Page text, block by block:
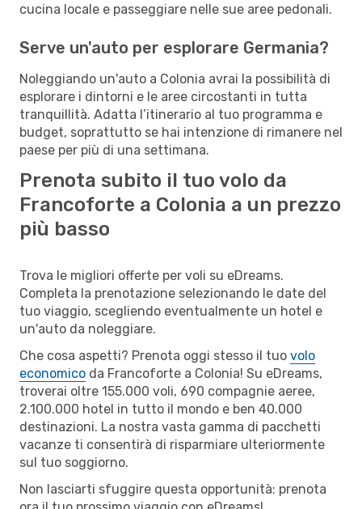
cucina locale e passeggiare nelle sue aree pedonali.
Serve un'auto per esplorare Germania?
Noleggiando un'auto a Colonia avrai la possibilità di
esplorare i dintorni e le aree circostanti in tutta
tranquillità. Adatta l’itinerario al tuo programma e
budget, soprattutto se hai intenzione di rimanere nel
paese per più di una settimana.
Prenota subito il tuo volo da
Francoforte a Colonia a un prezzo
più basso
Trova le migliori offerte per voli su eDreams.
Completa la prenotazione selezionando le date del
tuo viaggio, scegliendo eventualmente un hotel e
un'auto da noleggiare.
Che cosa aspetti? Prenota oggi stesso il tuo volo
economico da Francoforte a Colonia! Su eDreams,
troverai oltre 155.000 voli, 690 compagnie aeree,
2.100.000 hotel in tutto il mondo e ben 40.000
destinazioni. La nostra vasta gamma di pacchetti
vacanze ti consentirà di risparmiare ulteriormente
sul tuo soggiorno.
Non lasciarti sfuggire questa opportunità: prenota